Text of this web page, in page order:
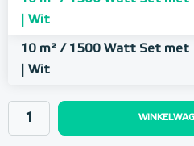
| Wit
10 m² / 1500 Watt Set met
| Wit